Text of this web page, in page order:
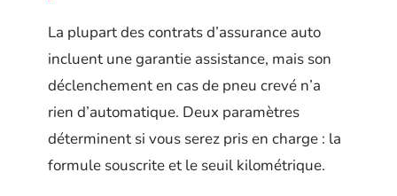
La plupart des contrats d’assurance auto
incluent une garantie assistance, mais son
déclenchement en cas de pneu crevé n’a
rien d’automatique. Deux paramètres
déterminent si vous serez pris en charge : la
formule souscrite et le seuil kilométrique.